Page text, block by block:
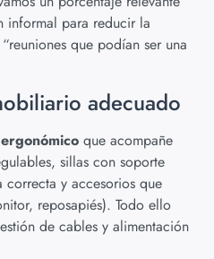
informal para reducir la
que podían ser una
adecuado
que acompañe
sillas con soporte
correcta y accesorios que
reposapiés). Todo ello
de cables y alimentación